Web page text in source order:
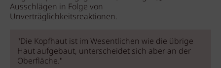
Ausschlägen in Folge von
Unverträglichkeitsreaktionen.
"Die Kopfhaut ist im Wesentlichen wie die übrige
Haut aufgebaut, unterscheidet sich aber an der
Oberfläche."